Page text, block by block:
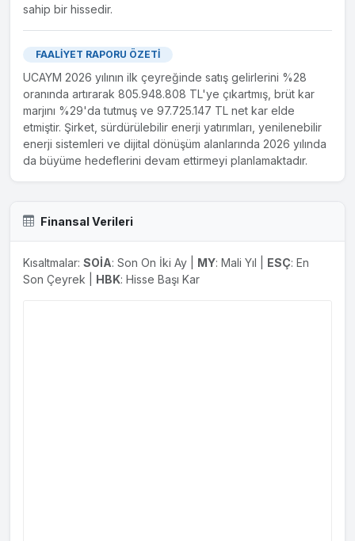
Yeni İş İlişkisi - TAHİNCİOĞLU KÜÇÜKYALI ADİ
ORTAKLIĞI
Teknolojileri Anonim Şirketi ile Tahincioğlu Küçükyalı Adi
Ortaklığı arasında Nidapark Küçükyalı Projesi "C03 Ofis
Blok ve Avs 1.Etap Elektrik ve Mekanik Tesisat İşleri"
sözleşmesi imzalanmıştr.İmzalanan sözleşme bedeli KDV
hariç 256.000.000-TL 'dir.İşin planlanan bitiş tarihi
30.08.2026 'dır.Sözleşme maddesi gereği sözleşme
bedelinin 89.600.000-TL'lık kısmı teminat mektubu
sahip bir hissedir.
FAALİYET RAPORU ÖZETİ
UCAYM 2026 yılının ilk çeyreğinde satış gelirlerini %28
oranında artırarak 805.948.808 TL'ye çıkartmış, brüt kar
marjını %29'da tutmuş ve 97.725.147 TL net kar elde
etmiştir. Şirket, sürdürülebilir enerji yatırımları, yenilenebilir
enerji sistemleri ve dijital dönüşüm alanlarında 2026 yılında
da büyüme hedeflerini devam ettirmeyi planlamaktadır.
Finansal Verileri
Kısaltmalar: SOİA: Son On İki Ay | MY: Mali Yıl | ESÇ: En
Son Çeyrek | HBK: Hisse Başı Kar